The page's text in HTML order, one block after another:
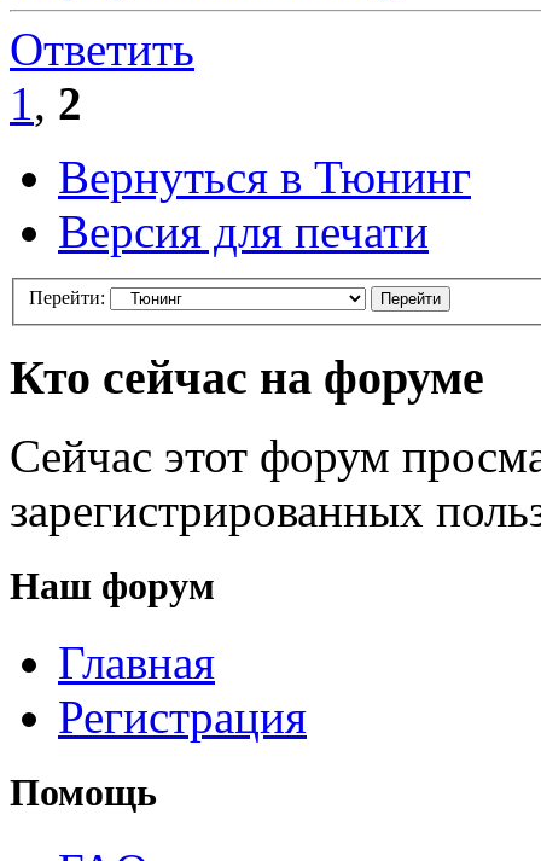
Ответить
1, 2
Вернуться в Тюнинг
Версия для печати
Перейти:
Кто сейчас на форуме
Сейчас этот форум
зарегистрированных
Наш форум
Главная
Регистрация
Помощь